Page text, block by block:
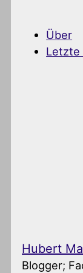
Über
Letzte
Hubert
Blogger;